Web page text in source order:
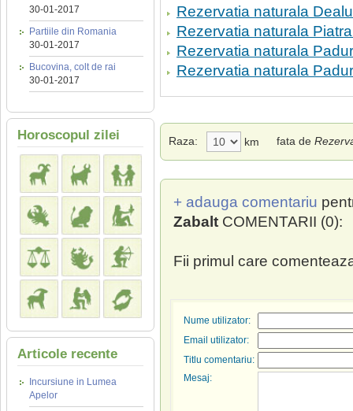
30-01-2017
Partiile din Romania
30-01-2017
Bucovina, colt de rai
30-01-2017
Horoscopul zilei
Articole recente
Incursiune in Lumea
Apelor
Rezervatia naturala
Rezervatia naturala
Rezervatia naturala
Rezervatia naturala
Raza: km fata de
+ adauga comentariu
Zabalt COMENTARII (0):
Fii primul care
Nume utilizator:
Email utilizator:
Titlu comentariu:
Mesaj: